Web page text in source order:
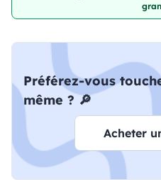
Préférez-vous
même ? 🔎
Acheter